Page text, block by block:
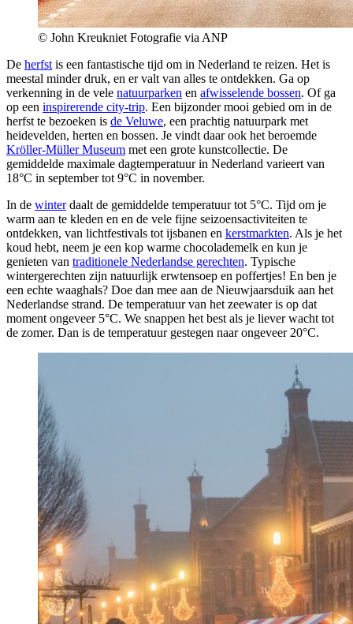
© John Kreukniet Fotografie via ANP
De herfst is een fantastische tijd om in Nederland te reizen. Het is
meestal minder druk, en er valt van alles te ontdekken. Ga op
verkenning in de vele natuurparken en afwisselende bossen. Of ga
op een inspirerende city-trip. Een bijzonder mooi gebied om in de
herfst te bezoeken is de Veluwe, een prachtig natuurpark met
heidevelden, herten en bossen. Je vindt daar ook het beroemde
Kröller-Müller Museum met een grote kunstcollectie. De
gemiddelde maximale dagtemperatuur in Nederland varieert van
18°C in september tot 9°C in november.
In de winterdaalt de gemiddelde temperatuur tot 5°C. Tijd om je
warm aan te kleden en en de vele fijne seizoensactiviteiten te
ontdekken, van lichtfestivals tot ijsbanen en kerstmarkten. Als je het
koud hebt, neem je een kop warme chocolademelk en kun je
genieten van traditionele Nederlandse gerechten. Typische
wintergerechten zijn natuurlijk erwtensoep en poffertjes! En ben je
een echte waaghals? Doe dan mee aan de Nieuwjaarsduik aan het
Nederlandse strand. De temperatuur van het zeewater is op dat
moment ongeveer 5°C. We snappen het best als je liever wacht tot
de zomer. Dan is de temperatuur gestegen naar ongeveer 20°C.